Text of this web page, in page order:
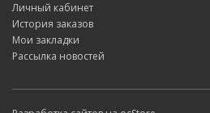
Личный кабинет
История заказов
Мои закладки
Рассылка новостей